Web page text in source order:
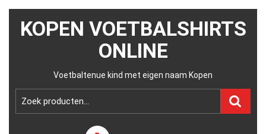
KOPEN VOETBALSHIRTS
ONLINE
Voetbaltenue kind met eigen naam Kopen